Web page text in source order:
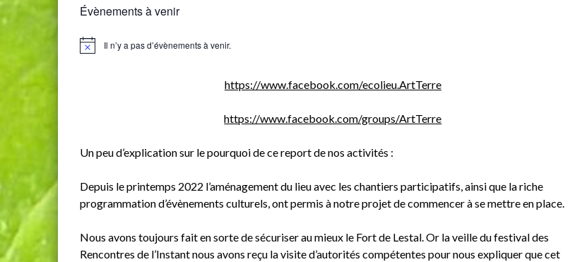
Évènements à venir
Notice Il n’y a pas d’évènements à venir.
https://www.facebook.com/ecolieu.ArtTerre
https://www.facebook.com/groups/ArtTerre
Un peu d’explication sur le pourquoi de ce report de nos activités :
Depuis le printemps 2022 l’aménagement du lieu avec les chantiers participatifs, ainsi que la riche
programmation d’évènements culturels, ont permis à notre projet de commencer à se mettre en place.
Nous avons toujours fait en sorte de sécuriser au mieux le Fort de Lestal. Or la veille du festival des
Rencontres de l’Instant nous avons reçu la visite d’autorités compétentes pour nous expliquer que cet